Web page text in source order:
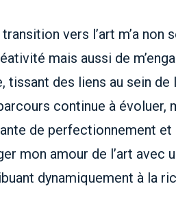
vers l’art m’a non
mais aussi de
tissant des liens au sein
continue à évoluer,
de perfectionnement et
mon amour de l’art avec
dynamiquement à la